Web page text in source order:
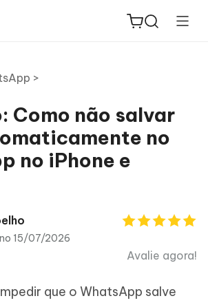
>
Como não salvar
no
no iPhone e
15/07/2026
Avalie agora!
que o WhatsApp salve